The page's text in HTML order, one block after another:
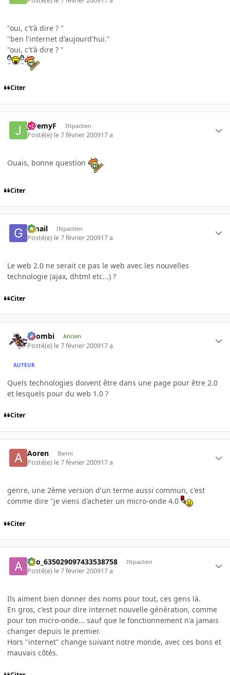
"oui, c't'à dire ? "
"ben l'internet d'aujourd'hui."
"oui, c't'à dire ? "
Citer
JeremyF INpactien
Posté(e) le 7 février 200917 a
Ouais, bonne question
Citer
Gmail INpactien
Posté(e) le 7 février 200917 a
Le web 2.0 ne serait ce pas le web avec les nouvelles
technologie (ajax, dhtml etc...) ?
Citer
XZombi Ancien
Posté(e) le 7 février 200917 a
AUTEUR
Quels technologies doivent être dans une page pour être 2.0
et lesquels pour du web 1.0 ?
Citer
Aoren Banni
Posté(e) le 7 février 200917 a
genre, une 2ème version d'un terme aussi commun, c'est
comme dire "je viens d'acheter un micro-onde 4.0
Citer
ano_635029097433538758 INpactien
Posté(e) le 7 février 200917 a
Ils aiment bien donner des noms pour tout, ces gens là.
En gros, c'est pour dire internet nouvelle génération, comme
pour ton micro-onde... sauf que le fonctionnement n'a jamais
changer depuis le premier.
Hors "internet" change suivant notre monde, avec ces bons et
mauvais côtés.